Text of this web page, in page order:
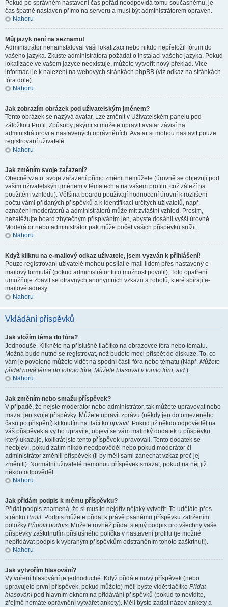
Pokud po správném nastavení čas pořád neodpovídá tomu současnému, je
čas špatně nastaven přímo na serveru a musí být administrátorem opraven.
Nahoru
Můj jazyk není na seznamu!
Administrátor nenainstaloval vaši lokalizaci nebo nikdo nepřeložil fórum do
vašeho jazyka. Zkuste administrátora požádat o instalaci vašeho jazyka. Pokud
lokalizace ve vašem jazyce neexistuje, můžete vytvořit nový překlad. Více
informací je k nalezení na webových stránkách phpBB (viz odkaz na stránkách
fóra dole).
Nahoru
Jak zobrazím obrázek pod uživatelským jménem?
Tento obrázek se nazývá avatar. Lze změnit v Uživatelském panelu pod
záložkou Profil. Způsoby jakými si můžete upravit avatar závisí na
administrátorovi a nastavených oprávněních. Avatar si mohou nastavit pouze
registrovaní uživatelé.
Nahoru
Jak změním svoje zařazení?
Obecně vzato, svoje zařazení přímo změnit nemůžete (úrovně se objevují pod
vaším uživatelským jménem v tématech a na vašem profilu, což záleží na
použitém vzhledu). Většina boardů používají hodnocení úrovní k rozlišení
počtu vámi přidaných příspěvků a k identifikaci určitých uživatelů, např.
označení moderátorů a administrátorů může mít zvláštní vzhled. Prosím,
nezatěžujte board zbytečným přispíváním jen, abyste dosáhli vyšší úrovně.
Moderátor nebo administrátor pak může počet vašich příspěvků snížit.
Nahoru
Když kliknu na e-mailový odkaz uživatele, jsem vyzván k přihlášení!
Pouze registrovaní uživatelé mohou posílat e-mail lidem přes nastavený e-
mailový formulář (pokud administrátor tuto možnost povolil). Toto opatření
umožňuje zbavit se otravných anonymních vzkazů a robotů, které sbírají e-
mailové adresy.
Nahoru
Vkládání příspěvků
Jak vložím téma do fóra?
Jednoduše. Klikněte na příslušné tlačítko na obrazovce fóra nebo tématu.
Možná bude nutné se registrovat, než budete moci přispět do diskuze. To, co
vám je povoleno můžete vidět na spodní části fóra nebo tématu (Např. Můžete
přidat nová téma do tohoto fóra, Můžete hlasovat v tomto fóru, atd.).
Nahoru
Jak změním nebo smažu příspěvek?
V případě, že nejste moderátor nebo administrátor, tak můžete upravovat nebo
mazat jen svoje příspěvky. Můžete upravit zprávu (někdy jen do omezeného
času po přispění) kliknutím na tlačítko upravit. Pokud již někdo odpověděl na
váš příspěvek a vy ho upravíte, objeví se vám malinký dodatek u příspěvku,
který ukazuje, kolikrát jste tento příspěvek upravovali. Tento dodatek se
neobjeví, pokud zatím nikdo neodpověděl nebo pokud moderátor či
administrátor změnili příspěvek (ti by měli sami zanechat vzkaz proč jej
změnili). Normální uživatelé nemohou příspěvek smazat, pokud na něj již
někdo odpověděl.
Nahoru
Jak přidám podpis k mému příspěvku?
Přidat podpis znamená, že si musíte nejdřív nějaký vytvořit. To uděláte přes
stránku Profil. Podpis můžete přidat k právě psanému příspěvku zatržením
položky Připojit podpis. Můžete rovněž přidat stejný podpis pro všechny vaše
příspěvky zaškrtnutím příslušného políčka v nastavení profilu (je možné
nepřidávat podpis k vybraným příspěvkům odstraněním tohoto zaškrtnutí).
Nahoru
Jak vytvořím hlasování?
Vytvoření hlasování je jednoduché. Když přidáte nový příspěvek (nebo
upravujete první příspěvek, pokud můžete) měli byste vidět tlačítko Přidat
hlasování pod hlavním oknem na přidávání příspěvků (pokud to nevidíte,
zřejmě nemáte oprávnění vytvářet ankety). Měli byste zadat název ankety a